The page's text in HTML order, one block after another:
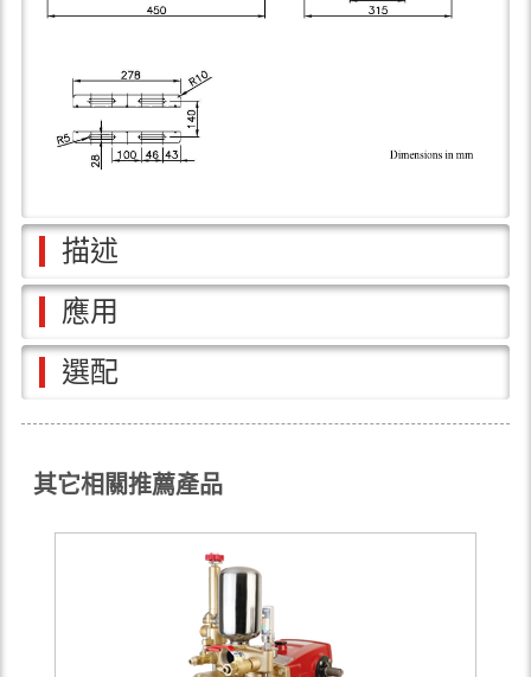
描述
應用
選配
其它相關推薦產品